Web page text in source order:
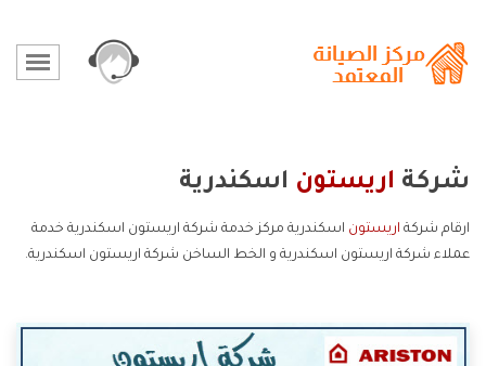
شركة اريستون اسكندرية
ارقام شركة اريستون اسكندرية مركز خدمة شركة اريستون اسكندرية خدمة
عملاء شركة اريستون اسكندرية و الخط الساخن شركة اريستون اسكندرية.